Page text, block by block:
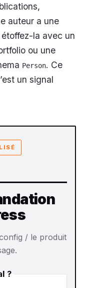
auteur a une
la avec un
ou une
Person. Ce
un signal
/ le produit
?